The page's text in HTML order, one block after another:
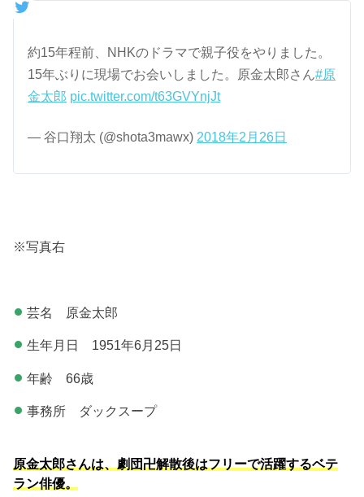
約15年程前、NHKのドラマで親子役をやりました。
15年ぶりに現場でお会いしました。原金太郎さん#原
金太郎 pic.twitter.com/t63GVYnjJt
— 谷口翔太 (@shota3mawx) 2018年2月26日
※写真右
芸名 原金太郎
生年月日 1951年6月25日
年齢 66歳
事務所 ダックスープ
原金太郎さんは、劇団卍解散後はフリーで活躍するベテ
ラン俳優。